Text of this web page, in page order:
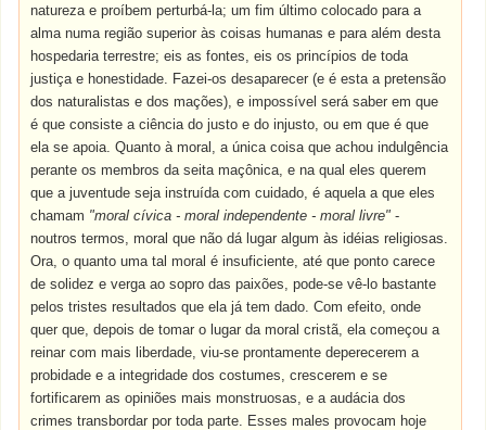
natureza e proíbem perturbá-la; um fim último colocado para a
alma numa região superior às coisas humanas e para além desta
hospedaria terrestre; eis as fontes, eis os princípios de toda
justiça e honestidade. Fazei-os desaparecer (e é esta a pretensão
dos naturalistas e dos mações), e impossível será saber em que
é que consiste a ciência do justo e do injusto, ou em que é que
ela se apoia. Quanto à moral, a única coisa que achou indulgência
perante os membros da seita maçônica, e na qual eles querem
que a juventude seja instruída com cuidado, é aquela a que eles
chamam "moral cívica - moral independente - moral livre"-
noutros termos, moral que não dá lugar algum às idéias religiosas.
Ora, o quanto uma tal moral é insuficiente, até que ponto carece
de solidez e verga ao sopro das paixões, pode-se vê-lo bastante
pelos tristes resultados que ela já tem dado. Com efeito, onde
quer que, depois de tomar o lugar da moral cristã, ela começou a
reinar com mais liberdade, viu-se prontamente deperecerem a
probidade e a integridade dos costumes, crescerem e se
fortificarem as opiniões mais monstruosas, e a audácia dos
crimes transbordar por toda parte. Esses males provocam hoje